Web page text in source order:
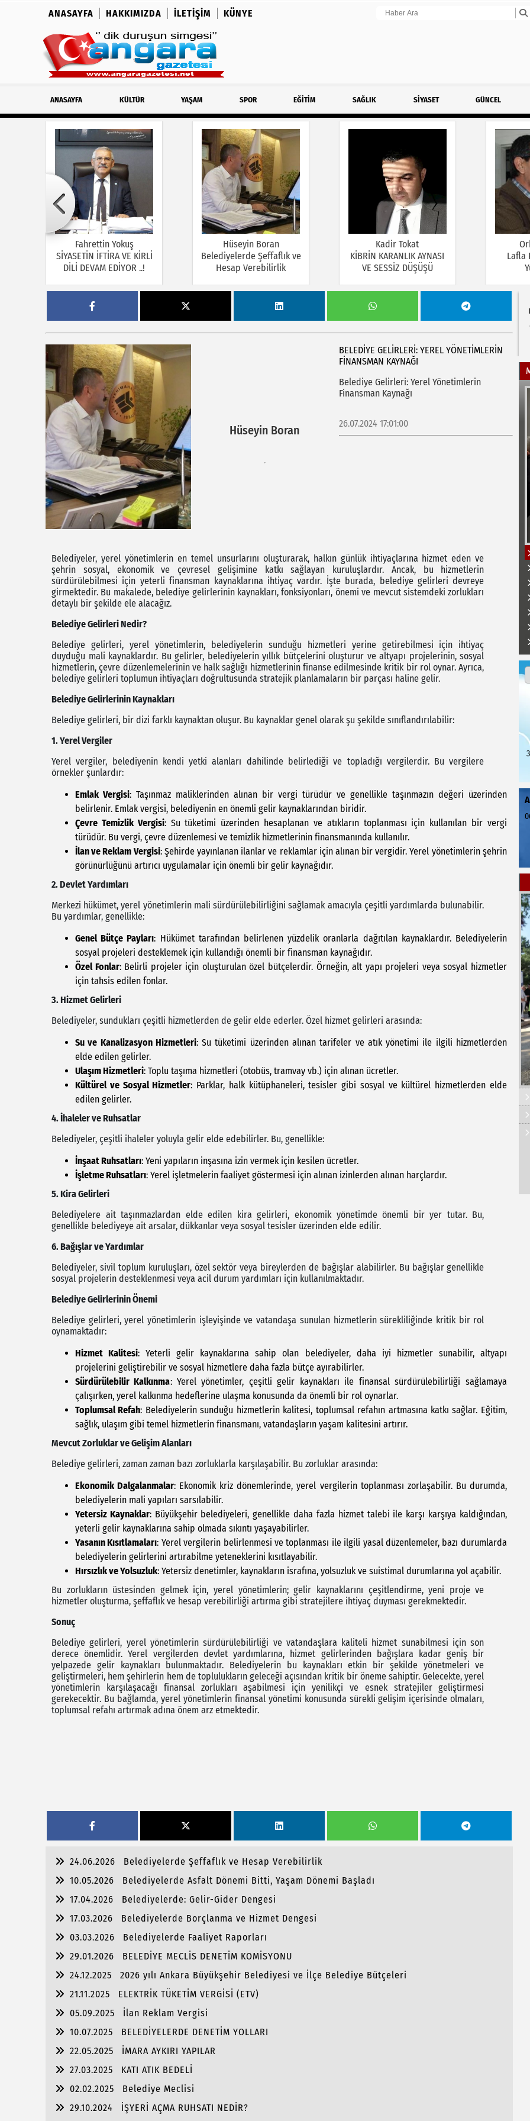
ANASAYFA HAKKIMIZDA İLETIŞIM KÜNYE
ANASAYFA KÜLTÜR YAŞAM SPOR EĞİTİM SAĞLIK SİYASET GÜNCEL
Fahrettin Yokuş
SİYASETİN İFTİRA VE KİRLİ
DİLİ DEVAM EDİYOR ..!
Hüseyin Boran
Belediyelerde Şeffaflık ve
Hesap Verebilirlik
Kadir Tokat
KİBRİN KARANLIK AYNASI
VE SESSİZ DÜŞÜŞÜ
Lafla
Hüseyin Boran
BELEDIYE GELIRLERI: YEREL YÖNETIMLERIN
FINANSMAN KAYNAĞI
Belediye Gelirleri: Yerel Yönetimlerin
Finansman Kaynağı
26.07.2024 17:01:00
Belediyeler, yerel yönetimlerin en temel unsurlarını oluşturarak, halkın günlük ihtiyaçlarına hizmet eden ve
şehrin sosyal, ekonomik ve çevresel gelişimine katkı sağlayan kuruluşlardır. Ancak, bu hizmetlerin
sürdürülebilmesi için yeterli finansman kaynaklarına ihtiyaç vardır. İşte burada, belediye gelirleri devreye
girmektedir. Bu makalede, belediye gelirlerinin kaynakları, fonksiyonları, önemi ve mevcut sistemdeki zorlukları
detaylı bir şekilde ele alacağız.
Belediye Gelirleri Nedir?
Belediye gelirleri, yerel yönetimlerin, belediyelerin sunduğu hizmetleri yerine getirebilmesi için ihtiyaç
duyduğu mali kaynaklardır. Bu gelirler, belediyelerin yıllık bütçelerini oluşturur ve altyapı projelerinin, sosyal
hizmetlerin, çevre düzenlemelerinin ve halk sağlığı hizmetlerinin finanse edilmesinde kritik bir rol oynar. Ayrıca,
belediye gelirleri toplumun ihtiyaçları doğrultusunda stratejik planlamaların bir parçası haline gelir.
Belediye Gelirlerinin Kaynakları
Belediye gelirleri, bir dizi farklı kaynaktan oluşur. Bu kaynaklar genel olarak şu şekilde sınıflandırılabilir:
1. Yerel Vergiler
Yerel vergiler, belediyenin kendi yetki alanları dahilinde belirlediği ve topladığı vergilerdir. Bu vergilere
örnekler şunlardır:
Emlak Vergisi: Taşınmaz maliklerinden alınan bir vergi türüdür ve genellikle taşınmazın değeri üzerinden
belirlenir. Emlak vergisi, belediyenin en önemli gelir kaynaklarından biridir.
Çevre Temizlik Vergisi: Su tüketimi üzerinden hesaplanan ve atıkların toplanması için kullanılan bir vergi
türüdür. Bu vergi, çevre düzenlemesi ve temizlik hizmetlerinin finansmanında kullanılır.
İlan ve Reklam Vergisi: Şehirde yayınlanan ilanlar ve reklamlar için alınan bir vergidir. Yerel yönetimlerin şehrin
görünürlüğünü artırıcı uygulamalar için önemli bir gelir kaynağıdır.
2. Devlet Yardımları
Merkezi hükümet, yerel yönetimlerin mali sürdürülebilirliğini sağlamak amacıyla çeşitli yardımlarda bulunabilir.
Bu yardımlar, genellikle:
Genel Bütçe Payları: Hükümet tarafından belirlenen yüzdelik oranlarla dağıtılan kaynaklardır. Belediyelerin
sosyal projeleri desteklemek için kullandığı önemli bir finansman kaynağıdır.
Özel Fonlar: Belirli projeler için oluşturulan özel bütçelerdir. Örneğin, alt yapı projeleri veya sosyal hizmetler
için tahsis edilen fonlar.
3. Hizmet Gelirleri
Belediyeler, sundukları çeşitli hizmetlerden de gelir elde ederler. Özel hizmet gelirleri arasında:
Su ve Kanalizasyon Hizmetleri: Su tüketimi üzerinden alınan tarifeler ve atık yönetimi ile ilgili hizmetlerden
elde edilen gelirler.
Ulaşım Hizmetleri: Toplu taşıma hizmetleri (otobüs, tramvay vb.) için alınan ücretler.
Kültürel ve Sosyal Hizmetler: Parklar, halk kütüphaneleri, tesisler gibi sosyal ve kültürel hizmetlerden elde
edilen gelirler.
4. İhaleler ve Ruhsatlar
Belediyeler, çeşitli ihaleler yoluyla gelir elde edebilirler. Bu, genellikle:
İnşaat Ruhsatları: Yeni yapıların inşasına izin vermek için kesilen ücretler.
İşletme Ruhsatları: Yerel işletmelerin faaliyet göstermesi için alınan izinlerden alınan harçlardır.
5. Kira Gelirleri
Belediyelere ait taşınmazlardan elde edilen kira gelirleri, ekonomik yönetimde önemli bir yer tutar. Bu,
genellikle belediyeye ait arsalar, dükkanlar veya sosyal tesisler üzerinden elde edilir.
6. Bağışlar ve Yardımlar
Belediyeler, sivil toplum kuruluşları, özel sektör veya bireylerden de bağışlar alabilirler. Bu bağışlar genellikle
sosyal projelerin desteklenmesi veya acil durum yardımları için kullanılmaktadır.
Belediye Gelirlerinin Önemi
Belediye gelirleri, yerel yönetimlerin işleyişinde ve vatandaşa sunulan hizmetlerin sürekliliğinde kritik bir rol
oynamaktadır:
Hizmet Kalitesi: Yeterli gelir kaynaklarına sahip olan belediyeler, daha iyi hizmetler sunabilir, altyapı
projelerini geliştirebilir ve sosyal hizmetlere daha fazla bütçe ayırabilirler.
Sürdürülebilir Kalkınma: Yerel yönetimler, çeşitli gelir kaynakları ile finansal sürdürülebilirliği sağlamaya
çalışırken, yerel kalkınma hedeflerine ulaşma konusunda da önemli bir rol oynarlar.
Toplumsal Refah: Belediyelerin sunduğu hizmetlerin kalitesi, toplumsal refahın artmasına katkı sağlar. Eğitim,
sağlık, ulaşım gibi temel hizmetlerin finansmanı, vatandaşların yaşam kalitesini artırır.
Mevcut Zorluklar ve Gelişim Alanları
Belediye gelirleri, zaman zaman bazı zorluklarla karşılaşabilir. Bu zorluklar arasında:
Ekonomik Dalgalanmalar: Ekonomik kriz dönemlerinde, yerel vergilerin toplanması zorlaşabilir. Bu durumda,
belediyelerin mali yapıları sarsılabilir.
Yetersiz Kaynaklar: Büyükşehir belediyeleri, genellikle daha fazla hizmet talebi ile karşı karşıya kaldığından,
yeterli gelir kaynaklarına sahip olmada sıkıntı yaşayabilirler.
Yasanın Kısıtlamaları: Yerel vergilerin belirlenmesi ve toplanması ile ilgili yasal düzenlemeler, bazı durumlarda
belediyelerin gelirlerini artırabilme yeteneklerini kısıtlayabilir.
Hırsızlık ve Yolsuzluk: Yetersiz denetimler, kaynakların israfına, yolsuzluk ve suistimal durumlarına yol açabilir.
Bu zorlukların üstesinden gelmek için, yerel yönetimlerin; gelir kaynaklarını çeşitlendirme, yeni proje ve
hizmetler oluşturma, şeffaflık ve hesap verebilirliği artırma gibi stratejilere ihtiyaç duyması gerekmektedir.
Sonuç
Belediye gelirleri, yerel yönetimlerin sürdürülebilirliği ve vatandaşlara kaliteli hizmet sunabilmesi için son
derece önemlidir. Yerel vergilerden devlet yardımlarına, hizmet gelirlerinden bağışlara kadar geniş bir
yelpazede gelir kaynakları bulunmaktadır. Belediyelerin bu kaynakları etkin bir şekilde yönetmeleri ve
geliştirmeleri, hem şehirlerin hem de toplulukların geleceği açısından kritik bir öneme sahiptir. Gelecekte, yerel
yönetimlerin karşılaşacağı finansal zorlukları aşabilmesi için yenilikçi ve esnek stratejiler geliştirmesi
gerekecektir. Bu bağlamda, yerel yönetimlerin finansal yönetimi konusunda sürekli gelişim içerisinde olmaları,
toplumsal refahı artırmak adına önem arz etmektedir.
24.06.2026
Belediyelerde Şeffaflık ve Hesap Verebilirlik
10.05.2026
Belediyelerde Asfalt Dönemi Bitti, Yaşam Dönemi Başladı
17.04.2026
Belediyelerde: Gelir-Gider Dengesi
17.03.2026
Belediyelerde Borçlanma ve Hizmet Dengesi
03.03.2026
Belediyelerde Faaliyet Raporları
29.01.2026
BELEDİYE MECLİS DENETİM KOMİSYONU
24.12.2025
2026 yılı Ankara Büyükşehir Belediyesi ve İlçe Belediye Bütçeleri
21.11.2025
ELEKTRİK TÜKETİM VERGİSİ (ETV)
05.09.2025
İlan Reklam Vergisi
10.07.2025
BELEDİYELERDE DENETİM YOLLARI
22.05.2025
İMARA AYKIRI YAPILAR
27.03.2025
KATI ATIK BEDELİ
02.02.2025
Belediye Meclisi
29.10.2024
İŞYERİ AÇMA RUHSATI NEDİR?